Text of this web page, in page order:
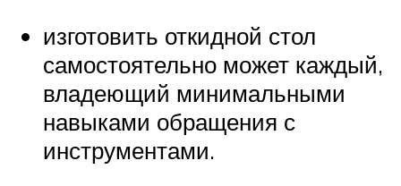
изготовить откидной стол
самостоятельно может каждый,
владеющий минимальными
навыками обращения с
инструментами.